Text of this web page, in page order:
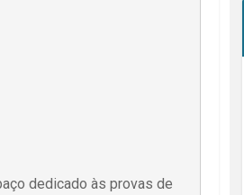
dedicado às provas de